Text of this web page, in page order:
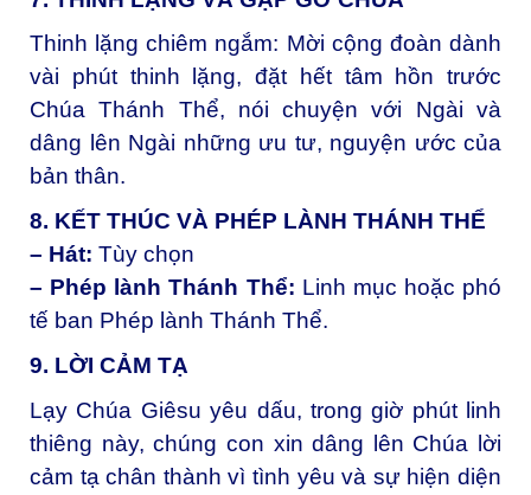
Thinh lặng chiêm ngắm: Mời cộng đoàn dành
vài phút thinh lặng, đặt hết tâm hồn trước
Chúa Thánh Thể, nói chuyện với Ngài và
dâng lên Ngài những ưu tư, nguyện ước của
bản thân.
8. KẾT THÚC VÀ PHÉP LÀNH THÁNH THỂ
– Hát: Tùy chọn
– Phép lành Thánh Thể: Linh mục hoặc phó
tế ban Phép lành Thánh Thể.
9. LỜI CẢM TẠ
Lạy Chúa Giêsu yêu dấu, trong giờ phút linh
thiêng này, chúng con xin dâng lên Chúa lời
cảm tạ chân thành vì tình yêu và sự hiện diện